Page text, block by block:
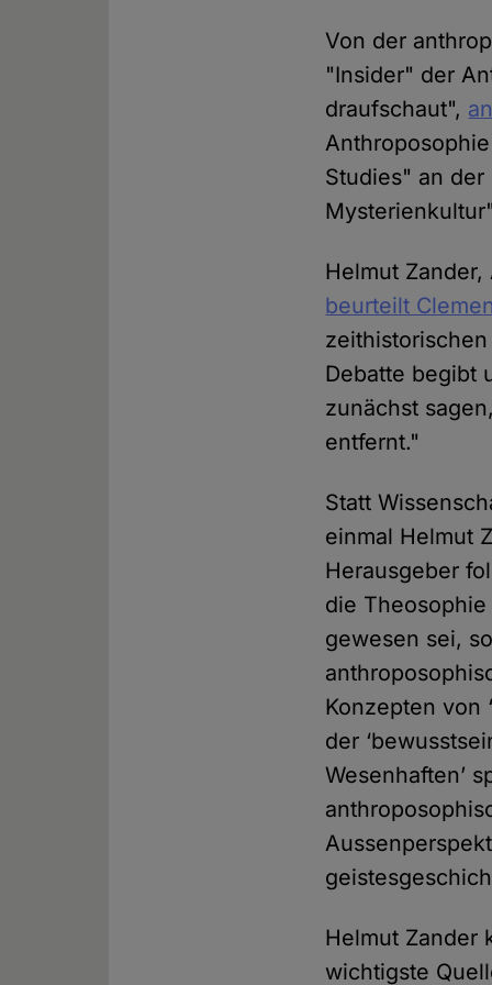
Von der
"Insider" der
draufschaut",
Studies" an
Helmut
beurteilt
Debatte begibt
zunächst
entfernt."
Statt
einmal Helmut
Herausgeber
die Theosophie
gewesen sei,
Konzepten von
der
Wesenhaften’
Helmut Zander
wichtigste